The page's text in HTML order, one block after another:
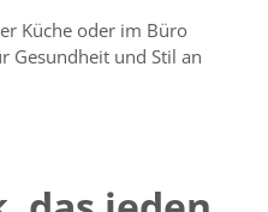
Küche oder im Büro
Gesundheit und Stil an